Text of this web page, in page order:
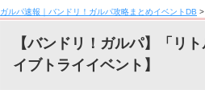
ガルパ速報｜バンドリ！ガルパ攻略まとめイベントDB >
【バンドリ！ガルパ】「リ
イブトライイベント】